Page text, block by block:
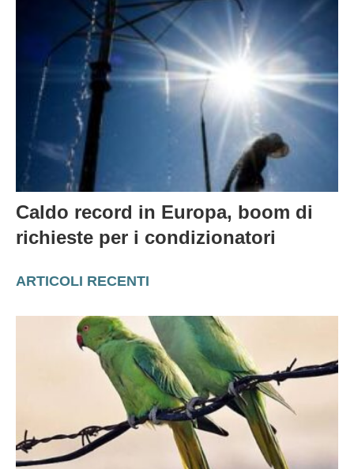
Caldo record in Europa, boom di
richieste per i condizionatori
ARTICOLI RECENTI